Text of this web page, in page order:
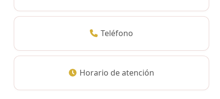
Teléfono
Horario de atención